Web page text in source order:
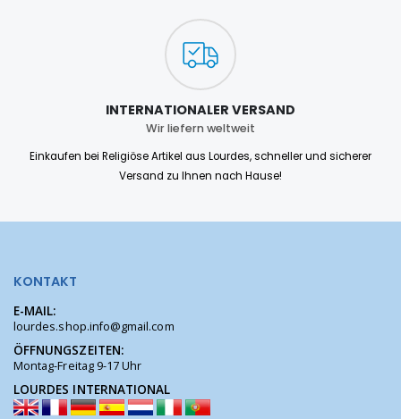
INTERNATIONALER VERSAND
Wir liefern weltweit
Einkaufen bei Religiöse Artikel aus Lourdes, schneller und sicherer
Versand zu Ihnen nach Hause!
KONTAKT
E-MAIL:
lourdes.shop.info@gmail.com
ÖFFNUNGSZEITEN:
Montag-Freitag 9-17 Uhr
LOURDES INTERNATIONAL